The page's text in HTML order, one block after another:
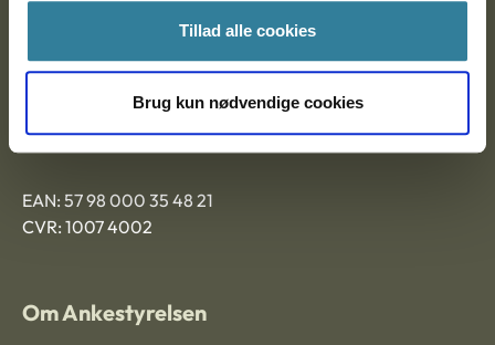
Tillad alle cookies
Brug kun nødvendige cookies
Ankestyrelsen København
EAN: 57 98 000 35 48 21
CVR: 1007 4002
Om Ankestyrelsen